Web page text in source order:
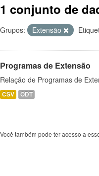
1 conjunto de
Grupos: Extensão
Programas de Extensão
Relação de Programas de
CSV ODT
Você também pode ter acesso a